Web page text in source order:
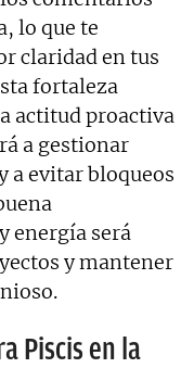
lo que te
claridad en tus
fortaleza
actitud proactiva
a gestionar
a evitar bloqueos
energía será
y mantener
Piscis en la